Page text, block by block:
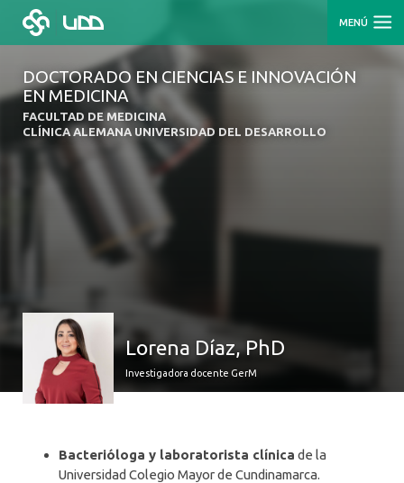
MENÚ
DOCTORADO EN CIENCIAS E INNOVACIÓN
EN MEDICINA
FACULTAD DE MEDICINA
CLÍNICA ALEMANA UNIVERSIDAD DEL DESARROLLO
Lorena Díaz, PhD
Investigadora docente GerM
Bacterióloga y laboratorista clínica de la
Universidad Colegio Mayor de Cundinamarca.